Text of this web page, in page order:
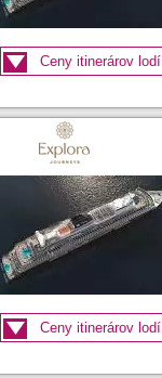
Ceny itinerárov lodí
Ceny itinerárov lodí